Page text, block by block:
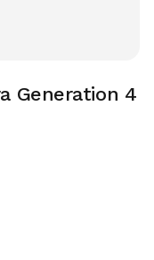
Generation 4